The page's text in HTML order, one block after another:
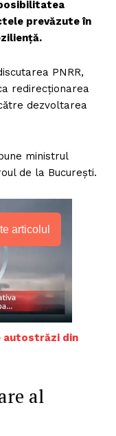
prevăzute în
PNRR,
redirecţionarea
dezvoltarea
ministrul
de la Bucureşti.
articolul
autostrăzi din
al